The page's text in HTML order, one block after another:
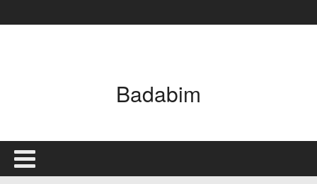
Badabim